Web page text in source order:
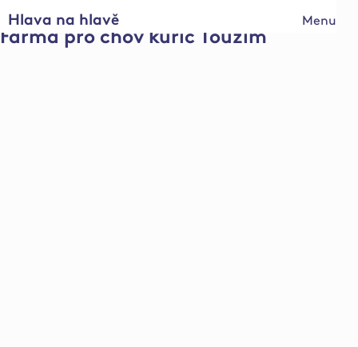
Menu
Hlava na hlavě
Farma pro chov kuřic Toužim